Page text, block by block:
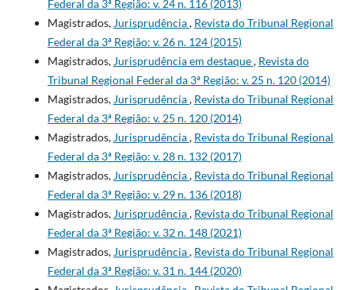
Federal da 3ª Região: v. 24 n. 116 (2013)
Magistrados, Jurisprudência, Revista do Tribunal Regional
Federal da 3ª Região: v. 26 n. 124 (2015)
Magistrados, Jurisprudência em destaque, Revista do
Tribunal Regional Federal da 3ª Região: v. 25 n. 120 (2014)
Magistrados, Jurisprudência, Revista do Tribunal Regional
Federal da 3ª Região: v. 25 n. 120 (2014)
Magistrados, Jurisprudência, Revista do Tribunal Regional
Federal da 3ª Região: v. 28 n. 132 (2017)
Magistrados, Jurisprudência, Revista do Tribunal Regional
Federal da 3ª Região: v. 29 n. 136 (2018)
Magistrados, Jurisprudência, Revista do Tribunal Regional
Federal da 3ª Região: v. 32 n. 148 (2021)
Magistrados, Jurisprudência, Revista do Tribunal Regional
Federal da 3ª Região: v. 31 n. 144 (2020)